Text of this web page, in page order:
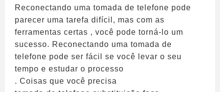
Reconectando uma tomada de telefone pode
parecer uma tarefa difícil, mas com as
ferramentas certas , você pode torná-lo um
sucesso. Reconectando uma tomada de
telefone pode ser fácil se você levar o seu
tempo e estudar o processo
. Coisas que você precisa